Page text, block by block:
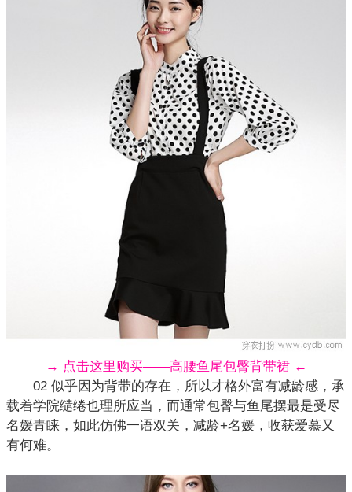
→ 点击这里购买——高腰鱼尾包臀背带裙 ←
02 似乎因为背带的存在，所以才格外富有减龄感，承
载着学院缱绻也理所应当，而通常包臀与鱼尾摆最是受尽
名媛青睐，如此仿佛一语双关，减龄+名媛，收获爱慕又
有何难。